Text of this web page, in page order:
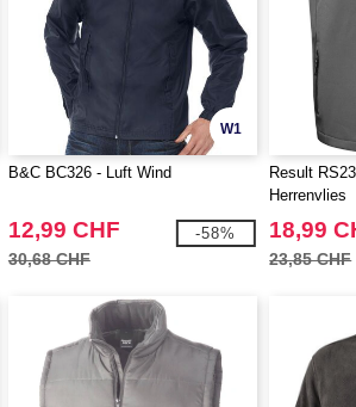
W1
B&C BC326 - Luft Wind
12,99 CHF
30,68 CHF
-58%
Result
Herrenvlies
18,99
23,85 CHF